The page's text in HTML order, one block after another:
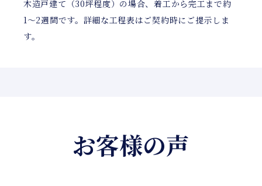
木造戸建て（30坪程度）の場合、着工から完工まで約
1〜2週間です。詳細な工程表はご契約時にご提示しま
す。
お客様の声